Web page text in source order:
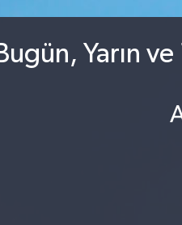
Yarın